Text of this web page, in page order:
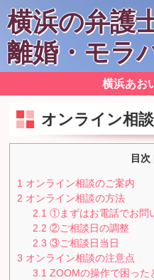
横浜の弁護
離婚・モラ
横浜あお
オンライン相談
目次
1 オンライン相談のご案内
2 オンライン相談の方法
2.1 ①まずはお電話でお問
2.2 ②ご相談日の調整
2.3 ③ご相談日当日
3 オンライン相談の注意点
3.1 ZOOMの操作で困った